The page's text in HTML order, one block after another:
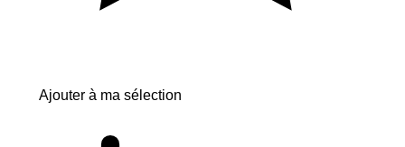
Ajouter à ma sélection